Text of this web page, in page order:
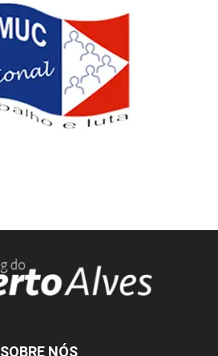
SOBRE NÓS